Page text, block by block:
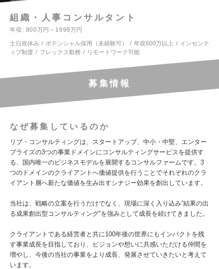
組織・人事コンサルタント
年収
800万円～1999万円
土日祝休み
ポテンシャル採用（未経験可） 年収600万以上
インセンテ
ィブ制度
フレックス勤務 リモートワーク可能
募集情報
なぜ募集しているのか
リブ・コンサルティングは、スタートアップ、中小・中堅、エンター
プライズの3つの事業ドメインにコンサルティングサービスを提供す
る、国内唯一のビジネスモデルを展開するコンサルファームです。3
つのドメインのクライアントへ価値提供を行うことでそれぞれのクラ
イアント層へ新たな価値を生み出すシナジー効果を創出しています。
当社は、戦略の立案を行うだけでなく、現場に深く入り込み”結果の出
る成果創出型コンサルティング”を強みとして成長を続けてきました。
クライアントである経営者と共に100年後の世界にもインパクトを残
す事業成長を目指しており、ビジョンや想いに共感いただける仲間を
増やし、今後の当社の事業をより成長、発展させていきたいと考えて
います。